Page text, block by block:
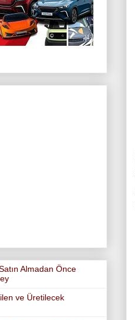
Almadan Önce
ve Üretilecek